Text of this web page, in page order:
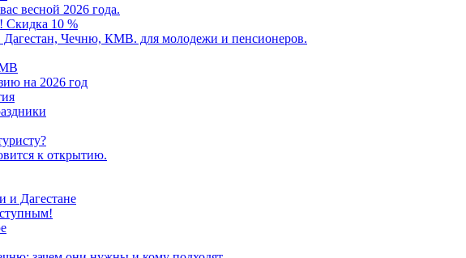
весной 2026 года.
Скидка 10 %
Чечню, КМВ. для молодежи и пенсионеров.
на 2026 год
к открытию.
и Дагестане